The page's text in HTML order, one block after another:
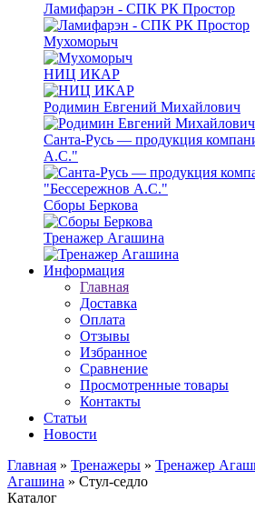
Ламифарэн - СПК РК Простор
Мухоморыч
НИЦ ИКАР
Родимин Евгений Михайлович
Санта-Русь — продукция
А.С."
Сборы Беркова
Тренажер Агашина
Информация
Главная
Доставка
Оплата
Отзывы
Избранное
Сравнение
Просмотренные товары
Контакты
Статьи
Новости
Главная » Тренажеры » Тренажер
Агашина » Стул-седло
Каталог